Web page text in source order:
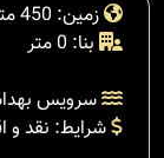
زمین: 450 متر
بنا: 0 متر
سرویس
شرایط: نقد و